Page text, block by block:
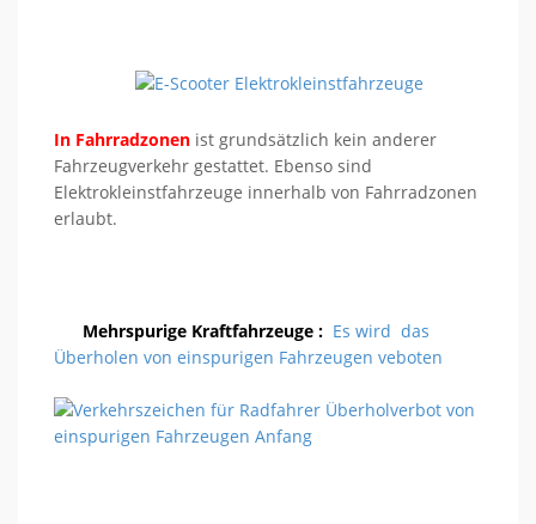
In Fahrradzonen ist grundsätzlich kein anderer
Fahrzeugverkehr gestattet. Ebenso sind
Elektrokleinstfahrzeuge innerhalb von Fahrradzonen
erlaubt.
Mehrspurige Kraftfahrzeuge : Es wird das
Überholen von einspurigen Fahrzeugen veboten